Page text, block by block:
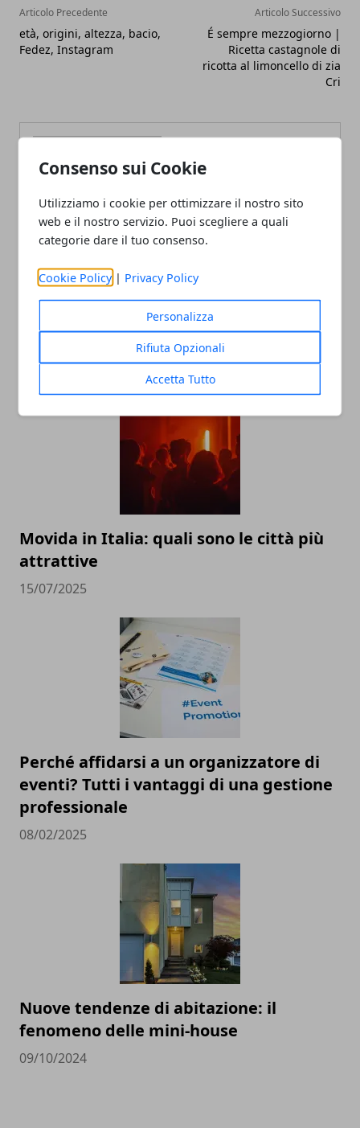
Consenso sui Cookie
Utilizziamo i cookie per ottimizzare il nostro sito
web e il nostro servizio. Puoi scegliere a quali
categorie dare il tuo consenso.
Cookie Policy | Privacy Policy
Personalizza
Rifiuta Opzionali
Accetta Tutto
Articolo Precedente
età, origini, altezza, bacio,
Fedez, Instagram
Articolo Successivo
É sempre mezzogiorno |
Ricetta castagnole di
ricotta al limoncello di zia
Cri
Redazione
ARTICOLI CORRELATI
Movida in Italia: quali sono le città più
attrattive
15/07/2025
Perché affidarsi a un organizzatore di
eventi? Tutti i vantaggi di una gestione
professionale
08/02/2025
Nuove tendenze di abitazione: il
fenomeno delle mini-house
09/10/2024